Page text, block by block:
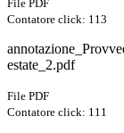
File PDF
Contatore click: 113
estate_2.pdf
File PDF
Contatore click: 111